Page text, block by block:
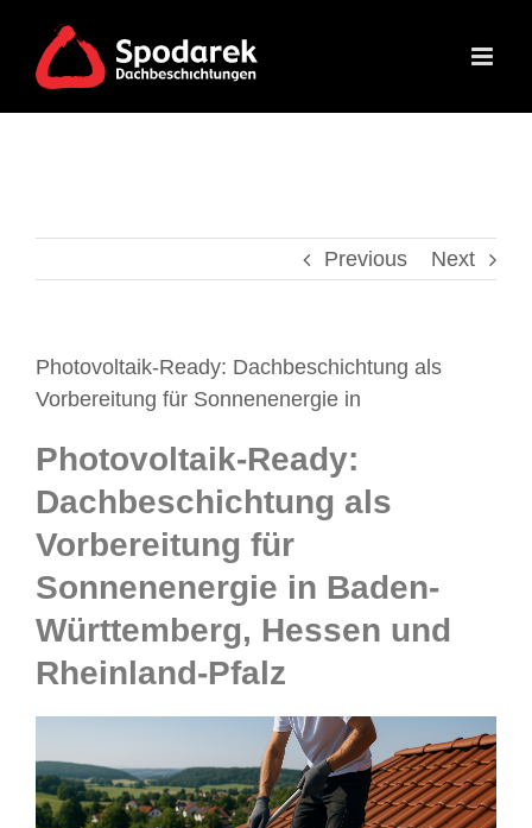
content
Previous Next
Photovoltaik-Ready: Dachbeschichtung als
Vorbereitung für Sonnenenergie in
Photovoltaik-Ready:
Dachbeschichtung als
Vorbereitung für
Sonnenenergie in Baden-
Württemberg, Hessen und
Rheinland-Pfalz